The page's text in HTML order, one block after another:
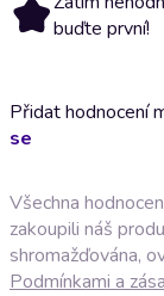
buďte první!
Přidat hodnocení
se
Všechna
zakoupili náš
shromažďována,
Podmínkami a